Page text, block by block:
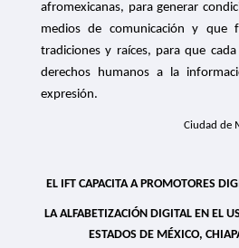
afromexicanas, para generar
medios de comunicación y que
tradiciones y raíces, para que
derechos humanos a la
expresión.
Ciudad de
EL IFT CAPACITA A PROMOTORES
LA ALFABETIZACIÓN DIGITAL EN EL
ESTADOS DE MÉXICO,